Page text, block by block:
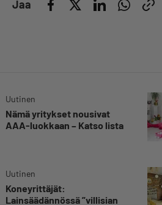
Jaa
Uutinen
Nämä yritykset nousivat
AAA-luokkaan – Katso lista
Uutinen
Koneyrittäjät:
Lainsäädännössä ”villisian